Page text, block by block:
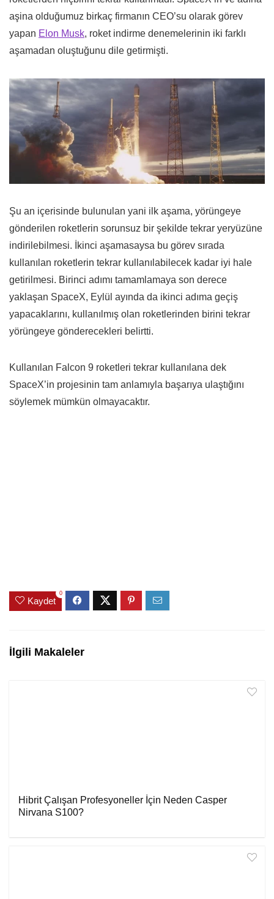
aşina olduğumuz birkaç firmanın CEO’su olarak görev
yapan Elon Musk, roket indirme denemelerinin iki farklı
aşamadan oluştuğunu dile getirmişti.
Şu an içerisinde bulunulan yani ilk aşama, yörüngeye
gönderilen roketlerin sorunsuz bir şekilde tekrar yeryüzüne
indirilebilmesi. İkinci aşamasaysa bu görev sırada
kullanılan roketlerin tekrar kullanılabilecek kadar iyi hale
getirilmesi. Birinci adımı tamamlamaya son derece
yaklaşan SpaceX, Eylül ayında da ikinci adıma geçiş
yapacaklarını, kullanılmış olan roketlerinden birini tekrar
yörüngeye gönderecekleri belirtti.
Kullanılan Falcon 9 roketleri tekrar kullanılana dek
SpaceX’in projesinin tam anlamıyla başarıya ulaştığını
söylemek mümkün olmayacaktır.
Kaydet
0
İlgili Makaleler
Hibrit Çalışan Profesyoneller İçin Neden Casper
Nirvana S100?